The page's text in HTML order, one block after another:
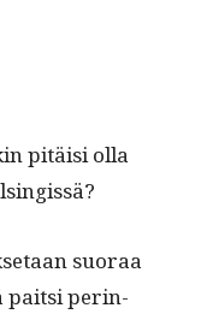
pitäisi olla
suo­raa
pait­si per­in­